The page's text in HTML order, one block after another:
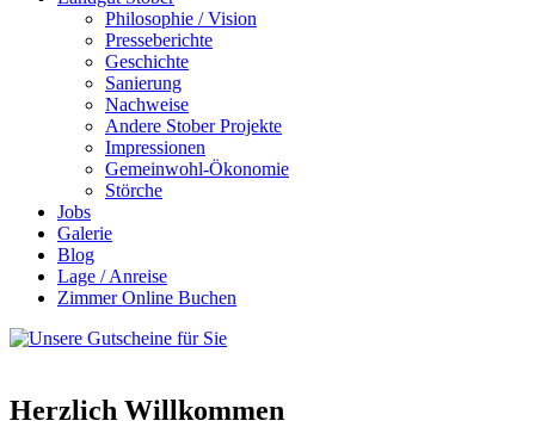
Philosophie / Vision
Presseberichte
Geschichte
Sanierung
Nachweise
Andere Stober Projekte
Impressionen
Gemeinwohl-Ökonomie
Störche
Jobs
Galerie
Blog
Lage / Anreise
Zimmer Online Buchen
Herzlich Willkommen